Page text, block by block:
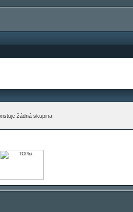
žádná skupina.